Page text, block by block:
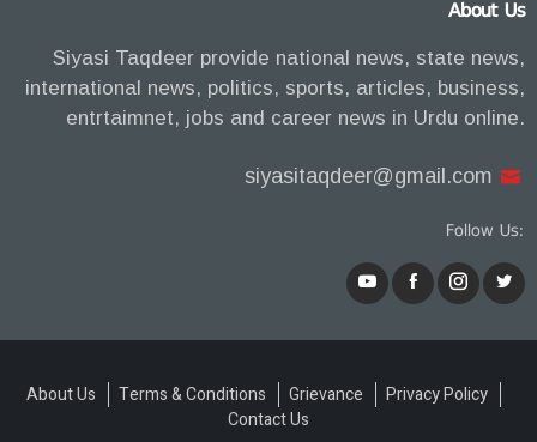
About Us
Siyasi Taqdeer provide national news, state news,
international news, politics, sports, articles, business,
entrtaimnet, jobs and career news in Urdu online.
siyasitaqdeer@gmail.com
Follow Us:
About Us Terms & Conditions Grievance
Privacy Policy
Contact Us